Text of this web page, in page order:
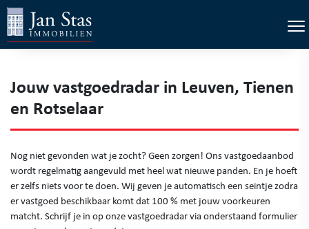
×
Jouw vastgoedradar in Leuven, Tienen
en Rotselaar
Nog niet gevonden wat je zocht? Geen zorgen! Ons vastgoedaanbod
wordt regelmatig aangevuld met heel wat nieuwe panden. En je hoeft
er zelfs niets voor te doen. Wij geven je automatisch een seintje zodra
er vastgoed beschikbaar komt dat 100 % met jouw voorkeuren
matcht. Schrijf je in op onze vastgoedradar via onderstaand formulier